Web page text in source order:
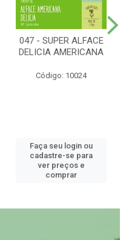
047 - SUPER ALFACE
DELICIA AMERICANA
Código: 10024
Faça seu login ou
cadastre-se para
ver preços e
comprar